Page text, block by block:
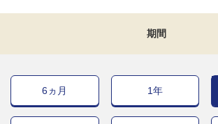
期間
6ヵ月 1年